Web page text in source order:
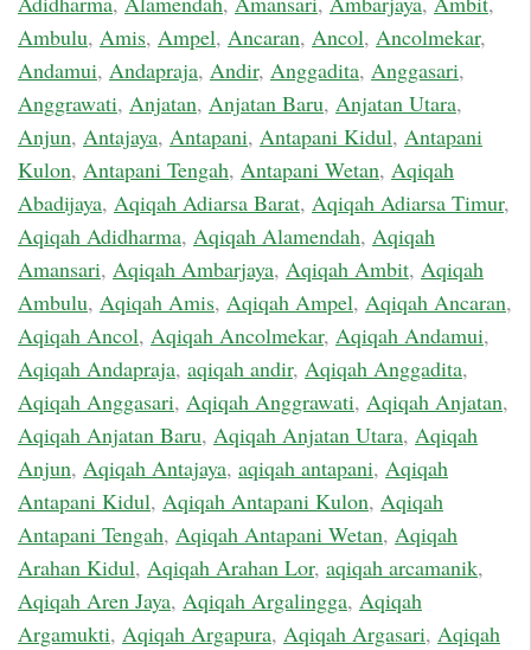
Ambulu, Amis, Ampel, Ancaran, Ancol, Ancolmekar,
Andamui, Andapraja, Andir, Anggadita, Anggasari,
Anggrawati, Anjatan, Anjatan Baru, Anjatan Utara,
Anjun, Antajaya, Antapani, Antapani Kidul, Antapani
Kulon, Antapani Tengah, Antapani Wetan, Aqiqah
Abadijaya, Aqiqah Adiarsa Barat, Aqiqah Adiarsa Timur,
Aqiqah Adidharma, Aqiqah Alamendah, Aqiqah
Amansari, Aqiqah Ambarjaya, Aqiqah Ambit, Aqiqah
Ambulu, Aqiqah Amis, Aqiqah Ampel, Aqiqah Ancaran,
Aqiqah Ancol, Aqiqah Ancolmekar, Aqiqah Andamui,
Aqiqah Andapraja, aqiqah andir, Aqiqah Anggadita,
Aqiqah Anggasari, Aqiqah Anggrawati, Aqiqah Anjatan,
Aqiqah Anjatan Baru, Aqiqah Anjatan Utara, Aqiqah
Anjun, Aqiqah Antajaya, aqiqah antapani, Aqiqah
Antapani Kidul, Aqiqah Antapani Kulon, Aqiqah
Antapani Tengah, Aqiqah Antapani Wetan, Aqiqah
Arahan Kidul, Aqiqah Arahan Lor, aqiqah arcamanik,
Aqiqah Aren Jaya, Aqiqah Argalingga, Aqiqah
Argamukti, Aqiqah Argapura, Aqiqah Argasari, Aqiqah